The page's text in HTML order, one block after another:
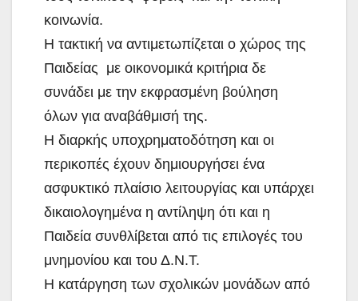
κοινωνία.
Η τακτική να αντιμετωπίζεται ο χώρος της
Παιδείας με οικονομικά κριτήρια δε
συνάδει με την εκφρασμένη βούληση
όλων για αναβάθμισή της.
Η διαρκής υποχρηματοδότηση και οι
περικοπές έχουν δημιουργήσει ένα
ασφυκτικό πλαίσιο λειτουργίας και υπάρχει
δικαιολογημένα η αντίληψη ότι και η
Παιδεία συνθλίβεται από τις επιλογές του
μνημονίου και του Δ.Ν.Τ.
Η κατάργηση των σχολικών μονάδων από